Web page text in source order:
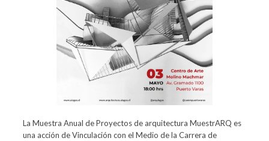
La Muestra Anual de Proyectos de arquitectura MuestrARQ es
una acción de Vinculación con el Medio de la Carrera de